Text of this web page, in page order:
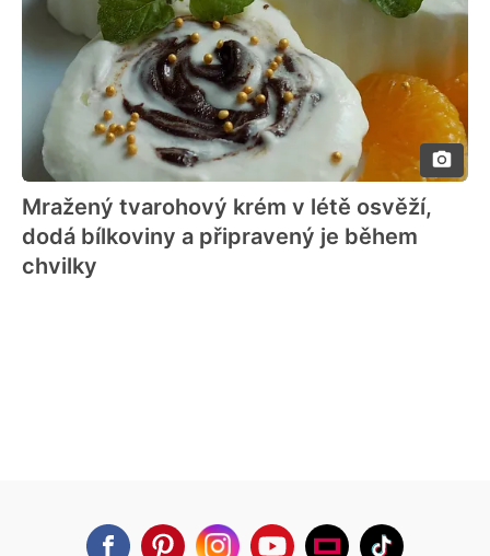
Mražený tvarohový krém v létě osvěží,
dodá bílkoviny a připravený je během
chvilky